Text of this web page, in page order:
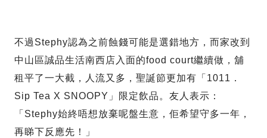
不過Stephy認為之前蝕錢可能是選錯地方，而家改到
中山區誠品生活南西店入面的food court繼續做，舖
租平了一大截，人流又多，聖誕節更加有「1011．
Sip Tea X SNOOPY」限定飲品。友人表示：
「Stephy始終唔想放棄呢盤生意，佢希望守多一年，
再睇下反應先！」